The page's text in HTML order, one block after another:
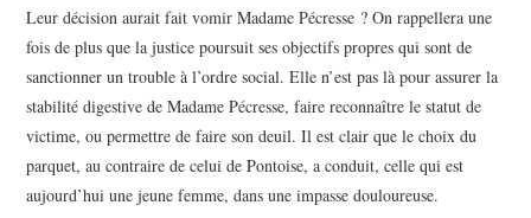
Leur décision aurait fait vomir Madame Pécresse ? On rappellera une
fois de plus que la justice poursuit ses objectifs propres qui sont de
sanctionner un trouble à l’ordre social. Elle n’est pas là pour assurer la
stabilité digestive de Madame Pécresse, faire reconnaître le statut de
victime, ou permettre de faire son deuil. Il est clair que le choix du
parquet, au contraire de celui de Pontoise, a conduit, celle qui est
aujourd’hui une jeune femme, dans une impasse douloureuse.